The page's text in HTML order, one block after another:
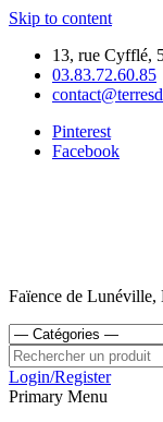
Skip to content
13, rue Cyfflé,
03.83.72.60.85
Pinterest
Facebook
Faïence de Lunéville,
Login/Register
Primary Menu